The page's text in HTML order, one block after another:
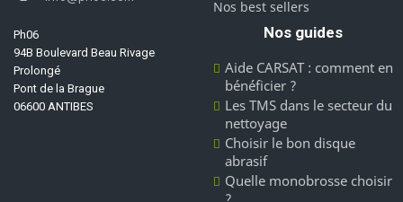
Ph06
94B Boulevard Beau Rivage
Prolongé
Pont de la Brague
06600 ANTIBES
Nos best sellers
Nos guides
Aide CARSAT : comment en
bénéficier ?
Les TMS dans le secteur du
nettoyage
Choisir le bon disque
abrasif
Quelle monobrosse choisir
?